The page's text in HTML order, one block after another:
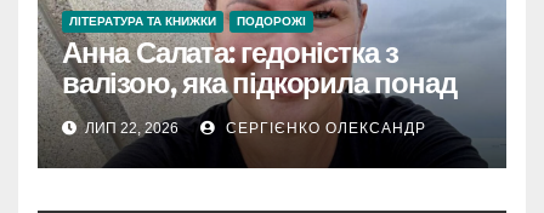
ЛІТЕРАТУРА ТА КНИЖКИ ПОДОРОЖІ
Анна Салата: гедоністка з
валізою, яка підкорила понад
60 країн
ЛИП 22, 2026 СЕРГІЄНКО ОЛЕКСАНДР